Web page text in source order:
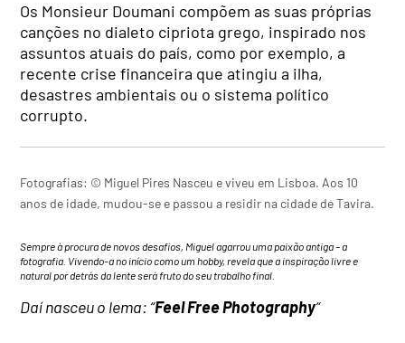
Os Monsieur Doumani compõem as suas próprias
canções no dialeto cipriota grego, inspirado nos
assuntos atuais do país, como por exemplo, a
recente crise financeira que atingiu a ilha,
desastres ambientais ou o sistema político
corrupto.
Fotografias: © Miguel Pires Nasceu e viveu em Lisboa. Aos 10
anos de idade, mudou-se e passou a residir na cidade de Tavira.
Sempre à procura de novos desafios, Miguel agarrou uma paixão antiga – a
fotografia. Vivendo-a no início como um hobby, revela que a inspiração livre e
natural por detrás da lente será fruto do seu trabalho final.
Daí nasceu o lema: “Feel Free Photography“